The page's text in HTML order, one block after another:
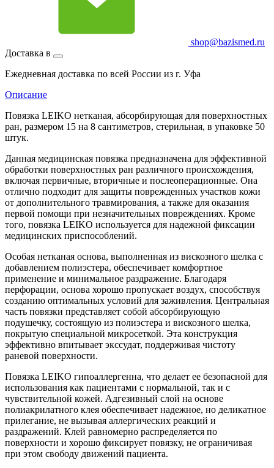
shop@bazismed.ru
Доставка в
Ежедневная доставка по всей России из г. Уфа
Описание
Повязка LEIKO нетканая, абсорбирующая для поверхностных
ран, размером 15 на 8 сантиметров, стерильная, в упаковке 50
штук.
Данная медицинская повязка предназначена для эффективной
обработки поверхностных ран различного происхождения,
включая первичные, вторичные и послеоперационные. Она
отлично подходит для защиты поврежденных участков кожи
от дополнительного травмирования, а также для оказания
первой помощи при незначительных повреждениях. Кроме
того, повязка LEIKO используется для надежной фиксации
медицинских приспособлений.
Особая нетканая основа, выполненная из вискозного шелка с
добавлением полиэстера, обеспечивает комфортное
применение и минимальное раздражение. Благодаря
перфорации, основа хорошо пропускает воздух, способствуя
созданию оптимальных условий для заживления. Центральная
часть повязки представляет собой абсорбирующую
подушечку, состоящую из полиэстера и вискозного шелка,
покрытую специальной микросеткой. Эта конструкция
эффективно впитывает экссудат, поддерживая чистоту
раневой поверхности.
Повязка LEIKO гипоаллергенна, что делает ее безопасной для
использования как пациентами с нормальной, так и с
чувствительной кожей. Адгезивный слой на основе
полиакрилатного клея обеспечивает надежное, но деликатное
прилегание, не вызывая аллергических реакций и
раздражений. Клей равномерно распределяется по
поверхности и хорошо фиксирует повязку, не ограничивая
при этом свободу движений пациента.